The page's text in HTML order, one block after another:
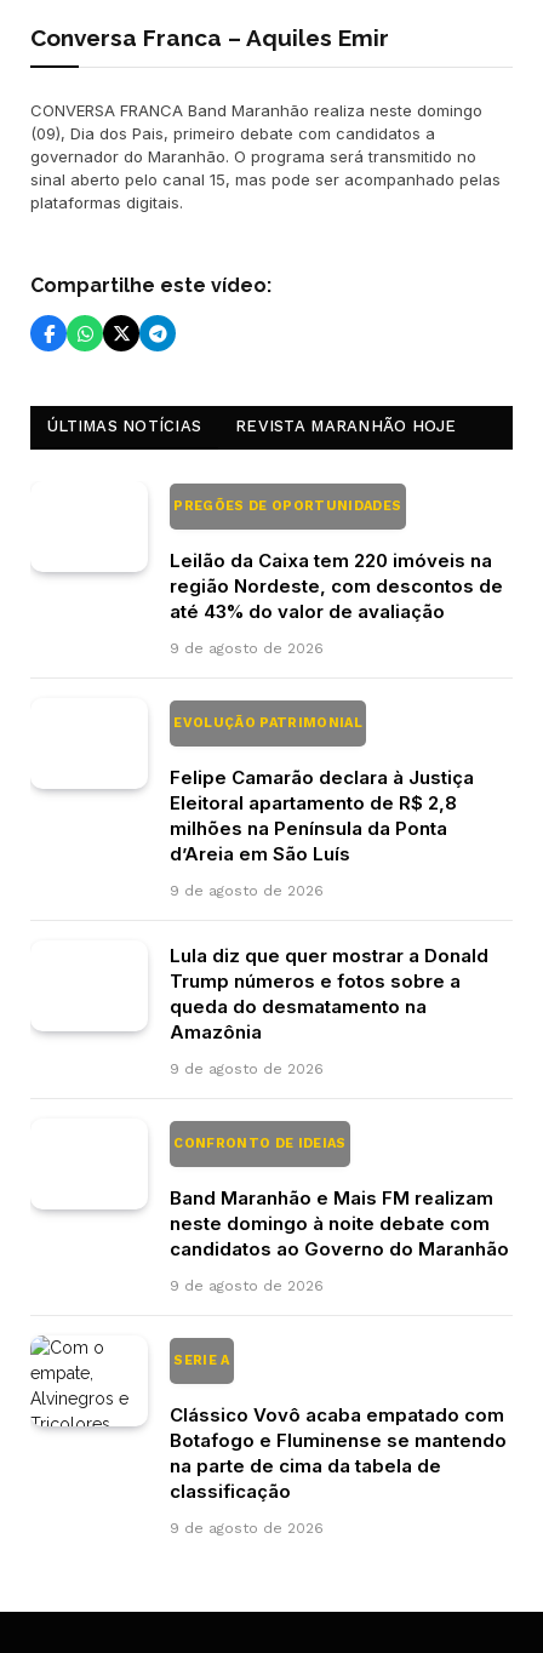
Conversa Franca – Aquiles Emir
CONVERSA FRANCA Band Maranhão realiza neste domingo
(09), Dia dos Pais, primeiro debate com candidatos a
governador do Maranhão. O programa será transmitido no
sinal aberto pelo canal 15, mas pode ser acompanhado pelas
plataformas digitais.
Compartilhe este vídeo:
ÚLTIMAS NOTÍCIAS REVISTA MARANHÃO HOJE
PREGÕES DE OPORTUNIDADES
Leilão da Caixa tem 220 imóveis na
região Nordeste, com descontos de
até 43% do valor de avaliação
9 de agosto de 2026
EVOLUÇÃO PATRIMONIAL
Felipe Camarão declara à Justiça
Eleitoral apartamento de R$ 2,8
milhões na Península da Ponta
d’Areia em São Luís
9 de agosto de 2026
Lula diz que quer mostrar a Donald
Trump números e fotos sobre a
queda do desmatamento na
Amazônia
9 de agosto de 2026
CONFRONTO DE IDEIAS
Band Maranhão e Mais FM realizam
neste domingo à noite debate com
candidatos ao Governo do Maranhão
9 de agosto de 2026
SERIE A
Clássico Vovô acaba empatado com
Botafogo e Fluminense se mantendo
na parte de cima da tabela de
classificação
9 de agosto de 2026